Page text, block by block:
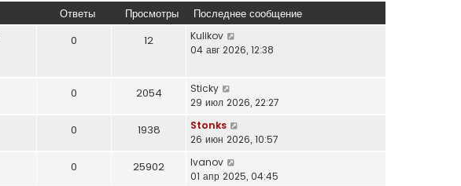
Ответы Просмотры Последнее сообщение
0 12
Kulikov
04 авг 2026, 12:38
0 2054
Sticky
29 июл 2026, 22:27
0 1938
Stonks
26 июн 2026, 10:57
0 25902
Ivanov
01 апр 2025, 04:45